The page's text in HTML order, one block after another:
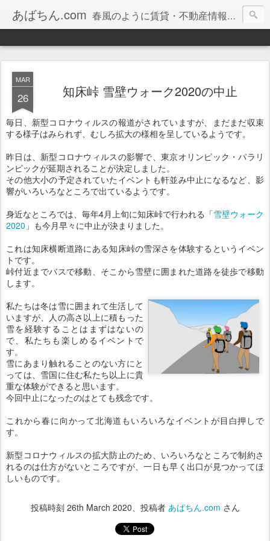
あばちん.com 春風のように賃貸・不動産情報をお届けしております。
MAR
26 知床峠 雪壁ウォーク2020の中止
毎日、新型コロナウィルスの報道がされていますが、まだまだ収束
する様子はみられず、むしろ拡大の様相を呈しているようです。
昨日は、新型コロナウィルスの影響で、東京オリンピック・パラリ
ンピックが延期されることが決定しました。
その他大小の予定されていたイベントも軒並み中止になるなど、影
響がいろいろなところで出ているようです。
身近なところでは、毎年4月上旬に知床峠で行われる「雪壁ウォーク
2020 」も今月早々に中止が決まりました。
これは知床横断道路にある知床峠の雪深さを体験するというイベン
トです。
峠付近までバスで移動、そこから雪壁に囲まれた道路を徒歩で移動
します。
私たちは冬は雪に囲まれて生活して
いますが、人の高さ以上に積もった
雪を経験することはまずはないの
で、私たちも楽しめるイベントで
す。
雪にあまり触れることのない方にと
っては、雪国に住む私たち以上に貴
重な体験ができると思います。
今回中止になったのはとても残念です。
これから春に向かって北海道もいろいろなイベントが目白押しで
す。
新型コロナウィルスの拡大防止のため、いろいろなところで制約さ
れるのは仕方がないところですが、一日も早く出口が見つかってほ
しいものです。
投稿時刻 26th March 2020、投稿者 あばちん.com さん